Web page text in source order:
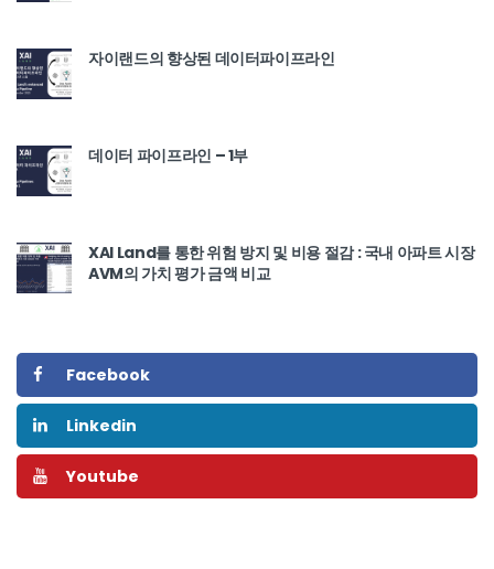
자이랜드의 향상된 데이터파이프라인
데이터 파이프라인 – 1부
XAI Land를 통한 위험 방지 및 비용 절감 : 국내 아파트 시장
AVM의 가치 평가 금액 비교
Facebook
Linkedin
Youtube